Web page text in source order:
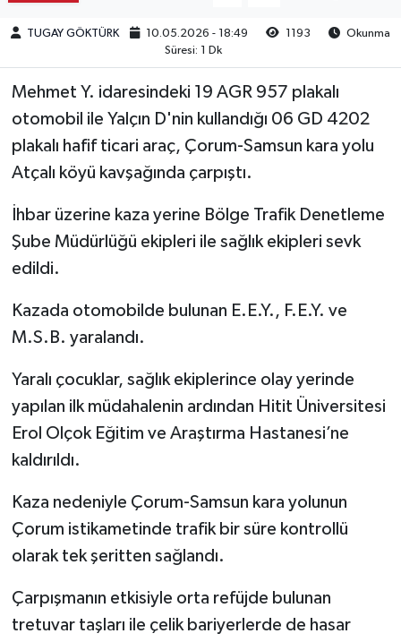
TUGAY GÖKTÜRK 10.05.2026 - 18:49 1193
Okunma
Süresi: 1 Dk
Mehmet Y. idaresindeki 19 AGR 957 plakalı
otomobil ile Yalçın D'nin kullandığı 06 GD 4202
plakalı hafif ticari araç, Çorum-Samsun kara yolu
Atçalı köyü kavşağında çarpıştı.
İhbar üzerine kaza yerine Bölge Trafik Denetleme
Şube Müdürlüğü ekipleri ile sağlık ekipleri sevk
edildi.
Kazada otomobilde bulunan E.E.Y., F.E.Y. ve
M.S.B. yaralandı.
Yaralı çocuklar, sağlık ekiplerince olay yerinde
yapılan ilk müdahalenin ardından Hitit Üniversitesi
Erol Olçok Eğitim ve Araştırma Hastanesi’ne
kaldırıldı.
Kaza nedeniyle Çorum-Samsun kara yolunun
Çorum istikametinde trafik bir süre kontrollü
olarak tek şeritten sağlandı.
Çarpışmanın etkisiyle orta refüjde bulunan
tretuvar taşları ile çelik bariyerlerde de hasar
Ortaköy
Sungurlu
Uğurludağ
Sağlık